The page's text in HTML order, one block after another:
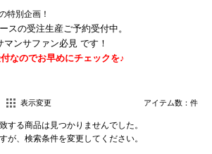
特別企画！
スの受注生産ご予約受付中。
ンサファン必見 です！
なのでお早めにチェックを♪
表示変更 アイテム数： 件
する商品は見つかりませんでした。
が、検索条件を変更してください。